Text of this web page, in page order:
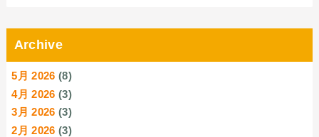
Archive
5月 2026 (8)
4月 2026 (3)
3月 2026 (3)
2月 2026 (3)